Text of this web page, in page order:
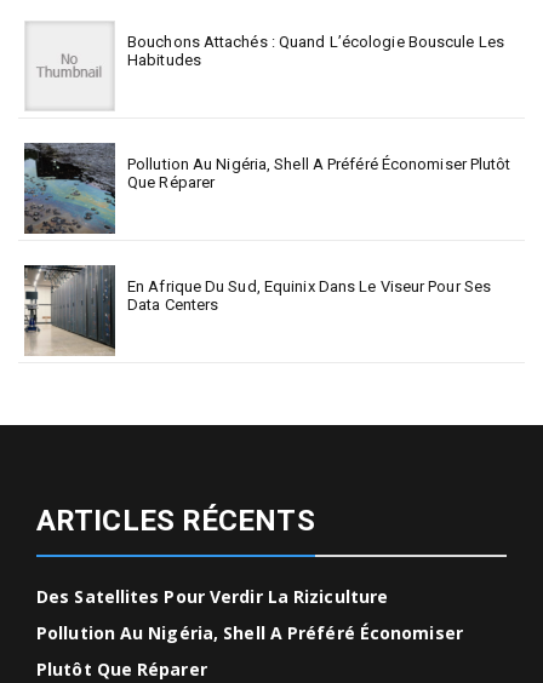
Bouchons Attachés : Quand L’écologie Bouscule Les
Habitudes
Pollution Au Nigéria, Shell A Préféré Économiser Plutôt
Que Réparer
En Afrique Du Sud, Equinix Dans Le Viseur Pour Ses
Data Centers
ARTICLES RÉCENTS
Des Satellites Pour Verdir La Riziculture
Pollution Au Nigéria, Shell A Préféré Économiser
Plutôt Que Réparer